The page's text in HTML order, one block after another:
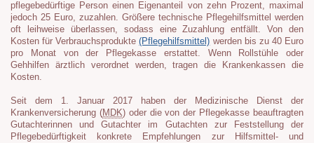
pflegebedürftige Person einen Eigen­anteil von zehn Prozent, maximal
jedoch 25 Euro, zuzahlen. Größere technische Pflegehilfsmittel werden
oft leihweise überlassen, sodass eine Zuzahlung entfällt. Von den
Kosten für Verbrauchsprodukte(Pflegehilfsmittel) werden bis zu 40 Euro
pro Monat von der Pflege­kasse erstattet. Wenn Rollstühle oder
Gehhilfen ärztlich verordnet werden, tragen die Krankenkassen die
Kosten.
Seit dem 1. Januar 2017 haben der Medizinische Dienst der
Krankenversicherung (MDK) oder die von der Pflegekasse beauftragten
Gutachterinnen und Gutachter im Gutachten zur Feststellung der
Pflegebedürftigkeit konkrete Empfehlungen zur Hilfsmittel- und